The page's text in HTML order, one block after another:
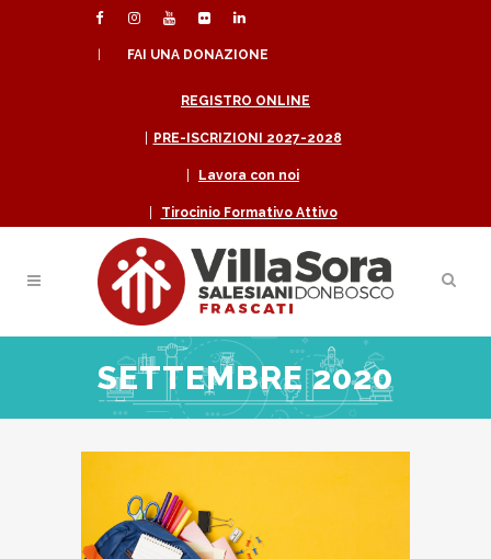
FAI UNA DONAZIONE
REGISTRO ONLINE
PRE-ISCRIZIONI 2027-2028
Lavora con noi
Tirocinio Formativo Attivo
SETTEMBRE 2020